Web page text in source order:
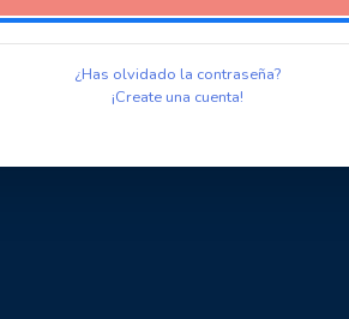
¿Has olvidado la contraseña?
¡Create una cuenta!